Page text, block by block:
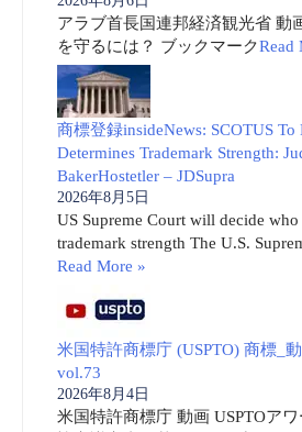
アラブ首長国連邦経済観光省 動
を守るには？ ブックマークRead
商標登録insideNews: SCOTUS To
Determines Trademark Strength:
BakerHostetler – JDSupra
2026年8月5日
US Supreme Court will decide who
trademark strength The U.S.
Read More »
米国特許商標庁 (USPTO) 商標_
vol.73
2026年8月4日
米国特許商標庁 動画 USPTOア